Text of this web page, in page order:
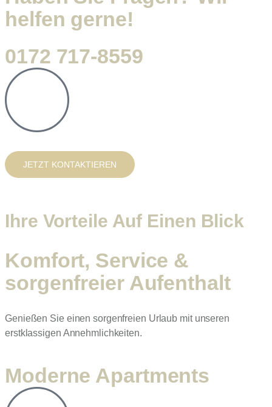
helfen gerne!
0172 717-8559
JETZT KONTAKTIEREN
Ihre Vorteile Auf Einen Blick
Komfort, Service &
sorgenfreier Aufenthalt
Genießen Sie einen sorgenfreien Urlaub mit unseren
erstklassigen Annehmlichkeiten.
Moderne Apartments